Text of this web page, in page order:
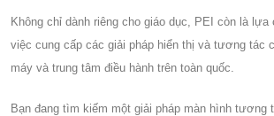
Không chỉ dành riêng cho giáo dục, PEI còn là lựa
việc cung cấp các giải pháp hiển thị và tương tác
máy và trung tâm điều hành trên toàn quốc.
Bạn đang tìm kiếm một giải pháp màn hình tương